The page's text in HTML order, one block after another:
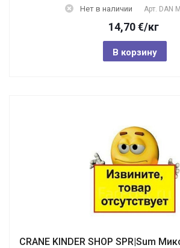
Нет в наличии Арт. DAN
14,70€/кг
В корзину
CRANE KINDER SHOP SPR|Sum